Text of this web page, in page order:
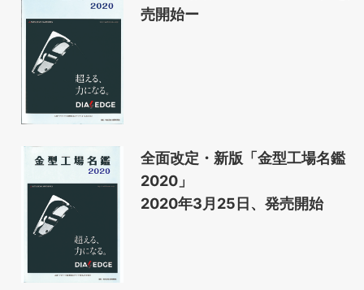
売開始ー
全面改定・新版「金型工場名鑑
2020」
2020年3月25日、発売開始